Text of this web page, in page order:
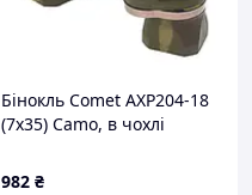
Бінокль Comet AXP204-18
(7x35) Camo, в чохлі
982 ₴